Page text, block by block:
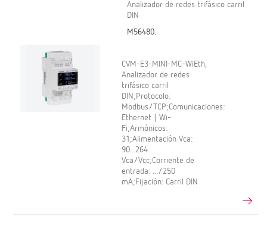
Analizador de redes trifásico carril
DIN
M56480.
CVM-E3-MINI-MC-WiEth,
Analizador de redes
trifásico carril
DIN;Protocolo:
Modbus/TCP;Comunicaciones:
Ethernet | Wi-
Fi;Armónicos:
31;Alimentación Vca:
90...264
Vca/Vcc;Corriente de
entrada: .../250
mA;Fijación: Carril DIN